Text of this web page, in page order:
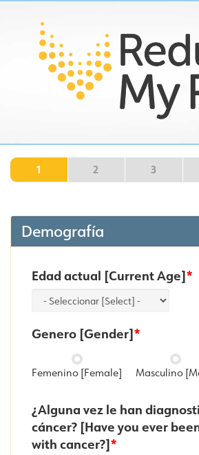
1 2 3
Demografía
Edad actual [Current Age]
Genero [Gender]
Femenino [Female] Masculino
¿Alguna vez le han
cáncer? [Have you ever
with cancer?]